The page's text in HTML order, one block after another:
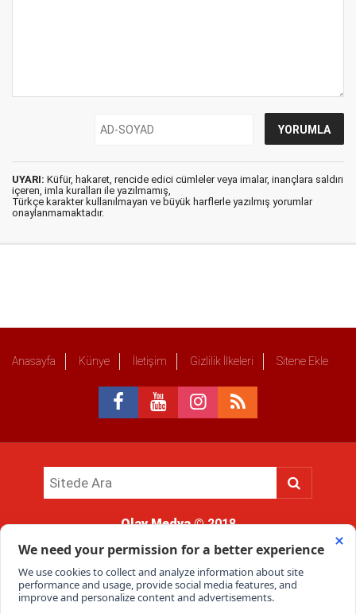
UYARI: Küfür, hakaret, rencide edici cümleler veya imalar, inançlara saldırı
içeren, imla kuralları ile yazılmamış,
Türkçe karakter kullanılmayan ve büyük harflerle yazılmış yorumlar
onaylanmamaktadır.
Anasayfa Künye İletişim Gizlilik İlkeleri Sitene Ekle
Olay Medya© 2018
kullanımı hukuki yaptırıma tabidir.